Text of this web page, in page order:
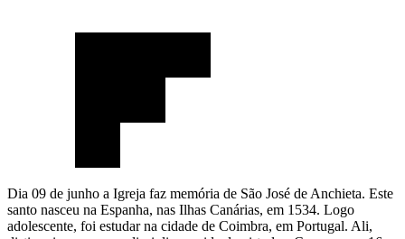
Dia 09 de junho a Igreja faz memória de São José de Anchieta. Este
santo nasceu na Espanha, nas Ilhas Canárias, em 1534. Logo
adolescente, foi estudar na cidade de Coimbra, em Portugal. Ali,